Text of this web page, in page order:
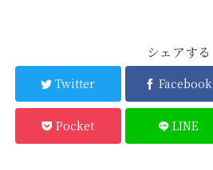
シェアする
Twitter Facebook
Pocket LINE